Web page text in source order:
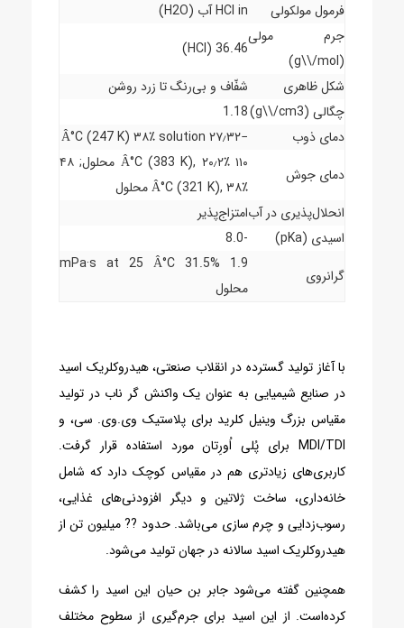
فرمول مولکولی
HCl in آب (H2O)
جرم مولی
(g\\/mol)
36.46 (HCl)
شکل ظاهری
شفّاف و بی‌رنگ تا زرد روشن
چگالی (g\\/cm3)
1.18
دمای ذوب
−۲۷٫۳۲ Â°C (247 K) ۳۸٪ solution
دمای جوش
۱۱۰ Â°C (383 K), ۲۰٫۲٪ محلول; ۴۸
Â°C (321 K), ۳۸٪ محلول
انحلال‌پذیری در آبامتزاج‌پذیر
اسیدی (pKa)
-8.0
گرانروی
1.9 mPa·s at 25 Â°C 31.5%
محلول
با آغاز تولید گسترده در انقلاب صنعتی، هیدروکلریک اسید
در صنایع شیمیایی به عنوان یک واکنش گر ناب در تولید
مقیاس بزرگ وینیل کلرید برای پلاستیک وی.وی. سی، و
MDI/TDI برای پُلی اُورِتان مورد استفاده قرار گرفت.
کاربری‌های زیادتری هم در مقیاس کوچک دارد که شامل
خانه‌داری، ساخت ژلاتین و دیگر افزودنی‌های غذایی،
رسوب‌زدایی و چرم سازی می‌باشد. حدود ?? میلیون تن از
هیدروکلریک اسید سالانه در جهان تولید می‌شود.
همچنین گفته می‌شود جابر بن حیان این اسید را کشف
کرده‌است. از این اسید برای جرم‌گیری از سطوح مختلف